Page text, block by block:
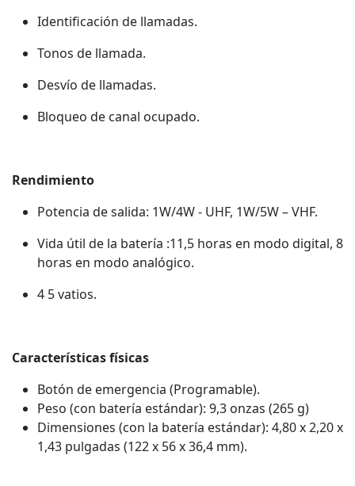
Identificación de llamadas.
Tonos de llamada.
Desvío de llamadas.
Bloqueo de canal ocupado.
Rendimiento
Potencia de salida: 1W/4W - UHF, 1W/5W – VHF.
Vida útil de la batería :11,5 horas en modo digital, 8
horas en modo analógico.
4 5 vatios.
Características físicas
Botón de emergencia (Programable).
Peso (con batería estándar): 9,3 onzas (265 g)
Dimensiones (con la batería estándar): 4,80 x 2,20 x
1,43 pulgadas (122 x 56 x 36,4 mm).